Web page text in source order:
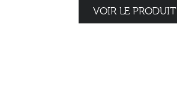
VOIR LE PRODUIT